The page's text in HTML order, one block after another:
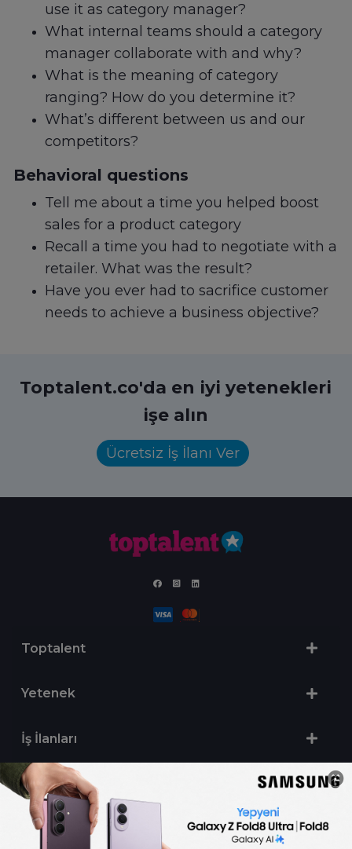
use it as category manager?
What internal teams should a category
manager collaborate with and why?
What is the meaning of category
ranging? How do you determine it?
What’s different between us and our
competitors?
Behavioral questions
Tell me about a time you helped boost
sales for a product category
Recall a time you had to negotiate with a
retailer. What was the result?
Have you ever had to sacrifice customer
needs to achieve a business objective?
Toptalent.co'da en iyi yetenekleri
işe alın
Ücretsiz İş İlanı Ver
Toptalent
Yetenek
İş İlanları
Sertifika Programları
Yetenek Testleri